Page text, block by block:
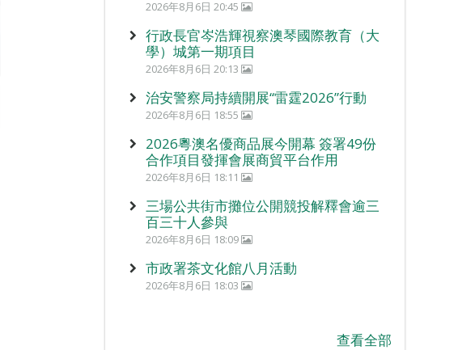
2026年8月6日 20:45
行政長官岑浩輝視察澳琴國際教育（大
學）城第一期項目
2026年8月6日 20:13
治安警察局持續開展“雷霆2026”行動
2026年8月6日 18:55
2026粵澳名優商品展今開幕 簽署49份
合作項目發揮會展商貿平台作用
2026年8月6日 18:11
三場公共街市攤位公開競投解釋會逾三
百三十人參與
2026年8月6日 18:09
市政署茶文化館八月活動
2026年8月6日 18:03
查看全部